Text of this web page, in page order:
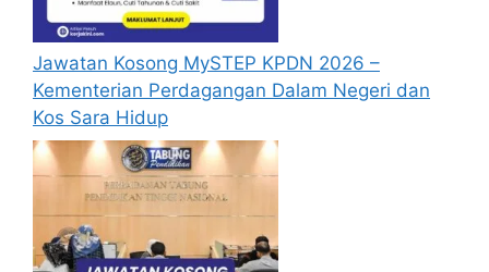
Sebelum membuat permohonan sila
pastikan anda login/register dan mengisi
segala maklumat yang diminta dengan
lengkap dan tepat.
Perlu diingatkan, hanya pemohon yang
layak sahaja akan dipanggil ke
temuduga. Sila lengkapkan dan
kemaskini maklumat anda yang telah
didaftarkan.
Keputusan akan dimaklumkan di dalam
Jawatan Kosong MySTEP KPDN 2026 –
Kementerian Perdagangan Dalam Negeri dan
Kos Sara Hidup